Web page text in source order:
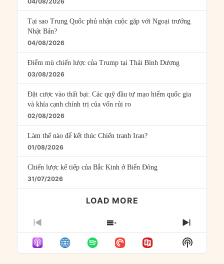
Tại sao Trung Quốc phủ nhận cuộc gặp với Ngoại trưởng
Nhật Bản?
04/08/2026
Điểm mù chiến lược của Trump tại Thái Bình Dương
03/08/2026
Đặt cược vào thất bại: Các quỹ đầu tư mạo hiểm quốc gia
và khía cạnh chính trị của vốn rủi ro
02/08/2026
Làm thế nào để kết thúc Chiến tranh Iran?
01/08/2026
Chiến lược kế tiếp của Bắc Kinh ở Biển Đông
31/07/2026
LOAD MORE
PREVIOUS
EPISODE
SHOW
EPISODES
LIST
NEXT
Show
Podcast